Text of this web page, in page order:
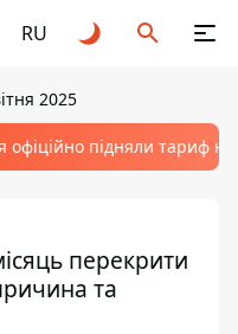
RU
2025
офіційно підняли тариф
перекрити
та